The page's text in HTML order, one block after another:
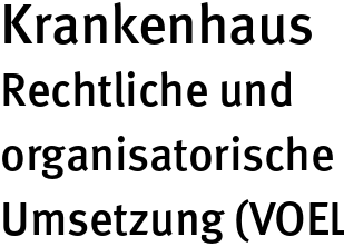
Krankenhaus
Rechtliche und
organisatorische
Umsetzung